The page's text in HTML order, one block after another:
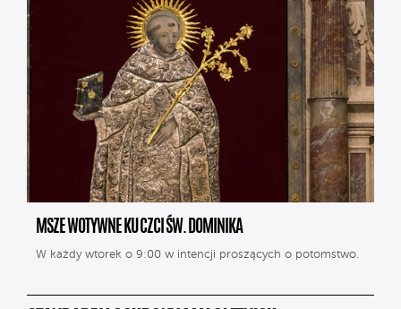
MSZE WOTYWNE KU CZCI ŚW. DOMINIKA
W każdy wtorek o 9:00 w intencji proszących o potomstwo.